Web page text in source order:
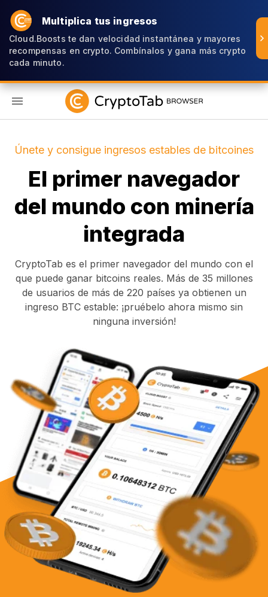
Multiplica tus ingresos
Cloud.Boosts te dan velocidad instantánea y mayores
recompensas en crypto. Combínalos y gana más crypto
cada minuto.
Únete y consigue ingresos estables de bitcoines
El primer navegador
del mundo con minería
integrada
CryptoTab es el primer navegador del mundo con el
que puede ganar bitcoins reales. Más de 35 millones
de usuarios de más de 220 países ya obtienen un
ingreso BTC estable: ¡pruébelo ahora mismo sin
ninguna inversión!